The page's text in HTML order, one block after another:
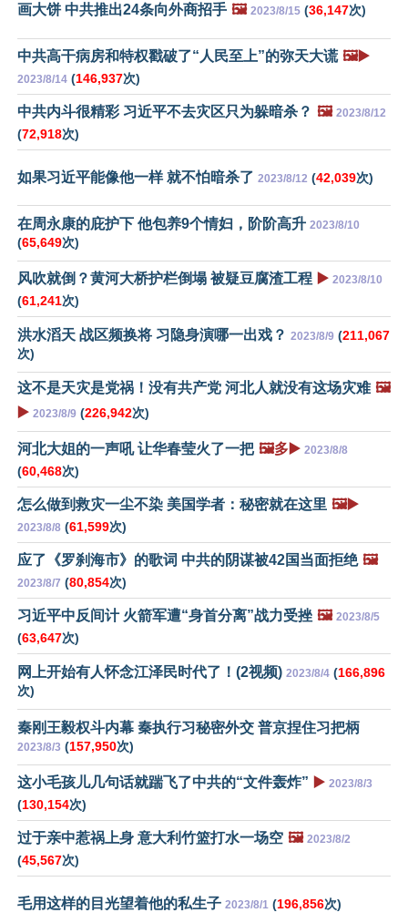
画大饼 中共推出24条向外商招手 🖼️ 2023/8/15 (36,147次)
中共高干病房和特权戳破了“人民至上”的弥天大谎 🖼️▶️
2023/8/14 (146,937次)
中共内斗很精彩 习近平不去灾区只为躲暗杀？ 🖼️ 2023/8/12
(72,918次)
如果习近平能像他一样 就不怕暗杀了 2023/8/12 (42,039次)
在周永康的庇护下 他包养9个情妇，阶阶高升 2023/8/10
(65,649次)
风吹就倒？黄河大桥护栏倒塌 被疑豆腐渣工程 ▶️ 2023/8/10
(61,241次)
洪水滔天 战区频换将 习隐身演哪一出戏？ 2023/8/9 (211,067
次)
这不是天灾是党祸！没有共产党 河北人就没有这场灾难 🖼️
▶️ 2023/8/9 (226,942次)
河北大姐的一声吼 让华春莹火了一把 🖼️多▶️ 2023/8/8
(60,468次)
怎么做到救灾一尘不染 美国学者：秘密就在这里 🖼️▶️
2023/8/8 (61,599次)
应了《罗刹海市》的歌词 中共的阴谋被42国当面拒绝 🖼️
2023/8/7 (80,854次)
习近平中反间计 火箭军遭“身首分离”战力受挫 🖼️ 2023/8/5
(63,647次)
网上开始有人怀念江泽民时代了！(2视频) 2023/8/4 (166,896
次)
秦刚王毅权斗内幕 秦执行习秘密外交 普京捏住习把柄
2023/8/3 (157,950次)
这小毛孩儿几句话就踹飞了中共的“文件轰炸” ▶️ 2023/8/3
(130,154次)
过于亲中惹祸上身 意大利竹篮打水一场空 🖼️ 2023/8/2
(45,567次)
毛用这样的目光望着他的私生子 2023/8/1 (196,856次)